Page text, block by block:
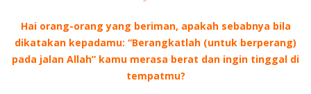
Hai orang-orang yang beriman, apakah sebabnya bila
dikatakan kepadamu: “Berangkatlah (untuk berperang)
pada jalan Allah” kamu merasa berat dan ingin tinggal di
tempatmu?